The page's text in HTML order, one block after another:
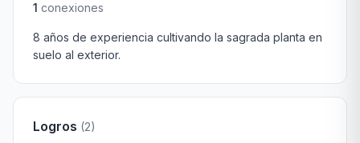
1 conexiones
8 años de experiencia cultivando la sagrada planta en
suelo al exterior.
Logros (2)